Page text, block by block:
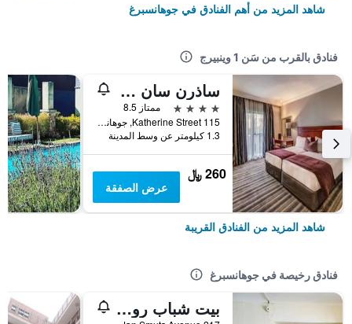
شاهد المزيد من أهم الفنادق في جوهانسبرغ
فنادق بالقرب من سَن 1 وينبيرج
ساذرن سان كاثرين ستريت
4 نجوم
ممتاز 8.5
115 Katherine Street, جوهانسبرغ, محافظة غاوتينج, جنوب أفريقيا
1.3 كيلومتر عن وسط المدينة
260 ﷼
عرض الصفقة
شاهد المزيد من الفنادق القريبة
فنادق رخيصة في جوهانسبرغ
بيت شباب روزبانك